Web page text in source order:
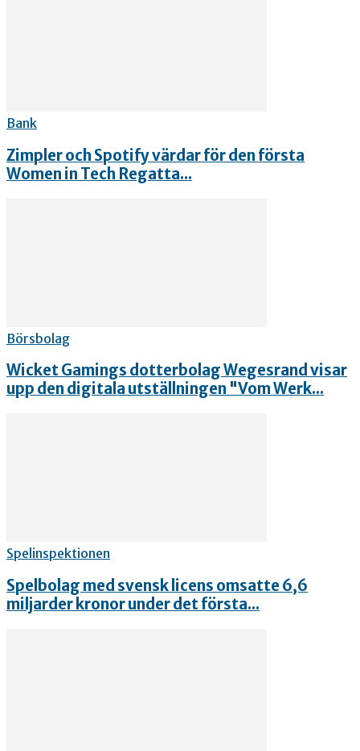
Bank
Zimpler och Spotify värdar för den första
Women in Tech Regatta...
Börsbolag
Wicket Gamings dotterbolag Wegesrand visar
upp den digitala utställningen "Vom Werk...
Spelinspektionen
Spelbolag med svensk licens omsatte 6,6
miljarder kronor under det första...